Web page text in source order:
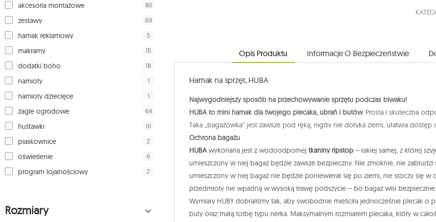
akcesoria montażowe 80
zestawy 69
hamak reklamowy 5
makramy 15
dodatki boho 18
namioty 1
namioty dziecięce 1
żagle ogrodowe 64
huśtawki 10
piaskownice 2
oświetlenie 6
program lojalnościowy 2
Rozmiary
Opis Produktu Informacje O Bezpieczeństwie
Hamak na sprzęt, HUBA
Najwygodniejszy sposób na przechowywanie sprzętu podczas biwaku!
HUBA to mini hamak dla twojego plecaka, ubrań i butów. Prosta i skuteczna
Taka „bagażówka” jest zawsze pod ręką, nigdy nie dotyka ziemi, ułatwia dostęp
Ochrona bagażu
HUBAwykonana jest z wodoodpornej tkaniny ripstop – takiej samej, z której
umieszczony w niej bagaż będzie zawsze bezpieczny. Nie zmoknie, nie zabrudzi
umieszczony w niej bagaż nie będzie poniewierał się po ziemi, nie stoczy się
przedmioty nie wpadną w wysoką trawę podszycie – bo bagaż wisi
Wymiary HUBY dobraliśmy tak, aby swobodnie mieściła jednocześnie plecak
buty oraz małą torbę typu nerka. Maksymalnym rozmiarem plecaka, który w